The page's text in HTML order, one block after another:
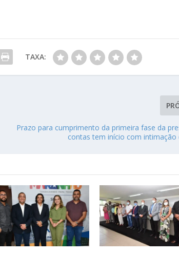
TAXA:
Prazo para cumprimento da primeira fase da
contas tem início com intimação